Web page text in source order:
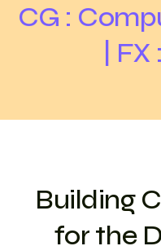
CG :
|
Building
for the